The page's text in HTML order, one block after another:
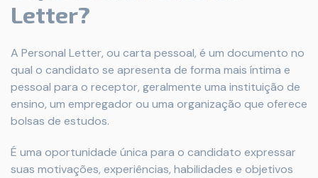
Letter?
A Personal Letter, ou carta pessoal, é um documento no
qual o candidato se apresenta de forma mais íntima e
pessoal para o receptor, geralmente uma instituição de
ensino, um empregador ou uma organização que oferece
bolsas de estudos.
É uma oportunidade única para o candidato expressar
suas motivações, experiências, habilidades e objetivos